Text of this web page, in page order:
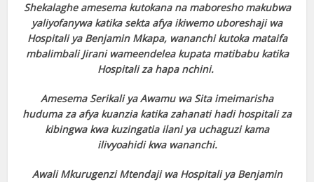
Shekalaghe amesema kutokana na maboresho makubwa
yaliyofanywa katika sekta afya ikiwemo uboreshaji wa
Hospitali ya Benjamin Mkapa, wananchi kutoka mataifa
mbalimbali Jirani wameendelea kupata matibabu katika
Hospitali za hapa nchini.
Amesema Serikali ya Awamu wa Sita imeimarisha
huduma za afya kuanzia katika zahanati hadi hospitali za
kibingwa kwa kuzingatia ilani ya uchaguzi kama
ilivyoahidi kwa wananchi.
Awali Mkurugenzi Mtendaji wa Hospitali ya Benjamin